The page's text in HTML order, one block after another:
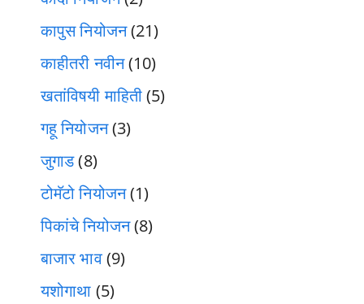
कापुस नियोजन(21)
काहीतरी नवीन(10)
खतांविषयी माहिती(5)
गहू नियोजन(3)
जुगाड(8)
टोमॅटो नियोजन(1)
पिकांचे नियोजन(8)
बाजार भाव(9)
यशोगाथा (5)